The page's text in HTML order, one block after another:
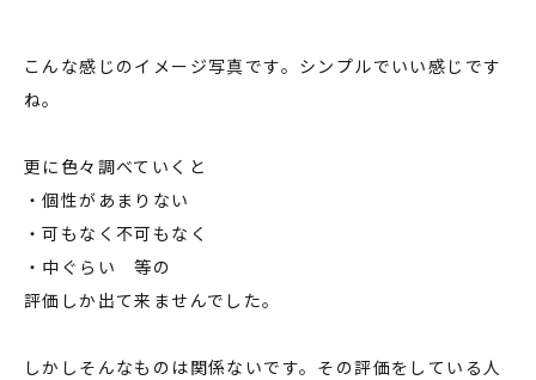
こんな感じのイメージ写真です。シンプルでいい感じです
ね。
更に色々調べていくと
・個性があまりない
・可もなく不可もなく
・中ぐらい 等の
評価しか出て来ませんでした。
しかしそんなものは関係ないです。その評価をしている人